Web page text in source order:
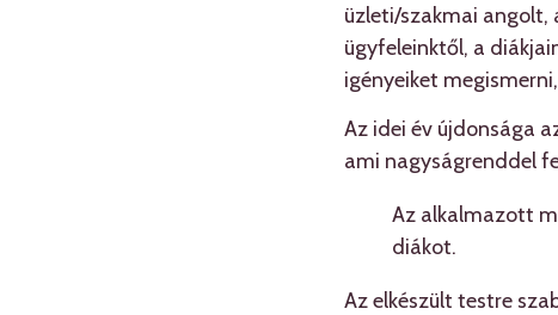
üzleti/szakmai angolt,
ügyfeleinktől, a
igényeiket
Az idei év újdonsága
ami nagyságrenddel
Az alkalmazott
diákot.
Az elkészült testre